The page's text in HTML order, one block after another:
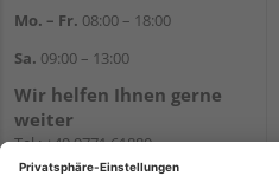
Mo. – Fr. 08:00 – 18:00
Sa. 09:00 – 13:00
Wir helfen Ihnen gerne
weiter
Tel.:+49 9771 61880
E-Mail:info@holzland-